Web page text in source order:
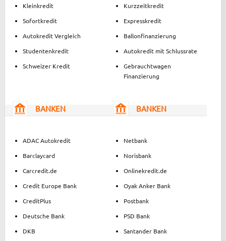
Kleinkredit
Sofortkredit
Autokredit Vergleich
Studentenkredit
Schweizer Kredit
Kurzzeitkredit
Expresskredit
Ballonfinanzierung
Autokredit mit Schlussrate
Gebrauchtwagen
Finanzierung
BANKEN
ADAC Autokredit
Barclaycard
Carcredit.de
Credit Europe Bank
CreditPlus
Deutsche Bank
DKB
BANKEN
Netbank
Norisbank
Onlinekredit.de
Oyak Anker Bank
Postbank
PSD Bank
Santander Bank